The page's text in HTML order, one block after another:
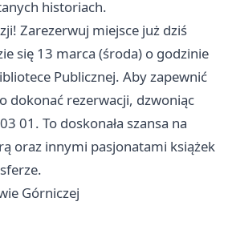
historiach.
Zarezerwuj miejsce już dziś
się 13 marca (środa) o godzinie
Publicznej. Aby zapewnić
dokonać rezerwacji, dzwoniąc
01. To doskonała szansa na
oraz innymi pasjonatami książek
Górniczej